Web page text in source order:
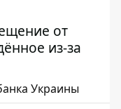
от
из-за
Украины